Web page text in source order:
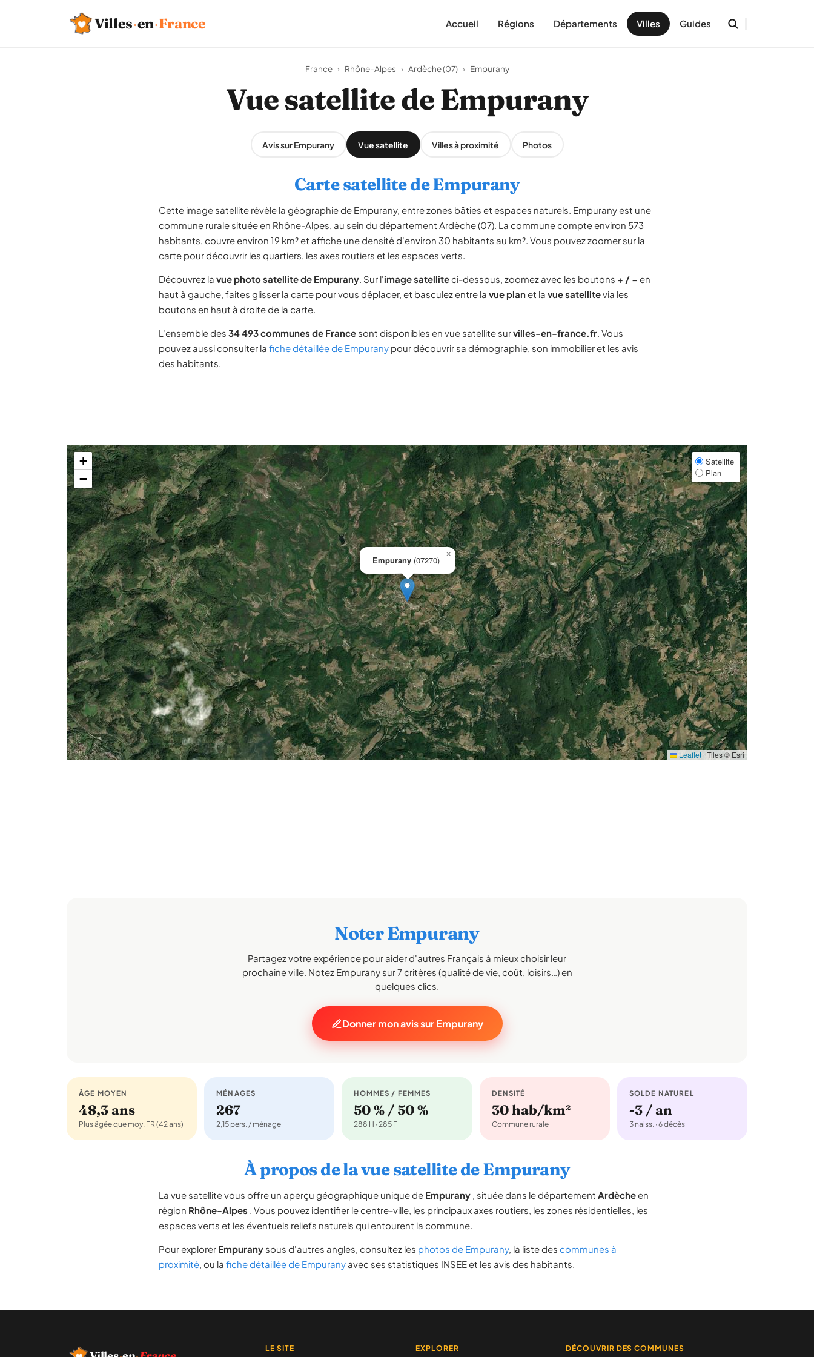
Villes·en·France Accueil Régions Départements Villes Guides
France › Rhône-Alpes › Ardèche (07) › Empurany
Vue satellite de Empurany
Avis sur Empurany Vue satellite Villes à proximité Photos
Carte satellite de Empurany
Cette image satellite révèle la géographie de Empurany, entre zones bâties et espaces naturels. Empurany est une
commune rurale située en Rhône-Alpes, au sein du département Ardèche (07). La commune compte environ 573
habitants, couvre environ 19 km² et affiche une densité d'environ 30 habitants au km². Vous pouvez zoomer sur la
carte pour découvrir les quartiers, les axes routiers et les espaces verts.
Découvrez la vue photo satellite de Empurany. Sur l'image satelliteci-dessous, zoomez avec les boutons + / − en
haut à gauche, faites glisser la carte pour vous déplacer, et basculez entre la vue planet la vue satellitevia les
boutons en haut à droite de la carte.
L'ensemble des 34 493 communes de France sont disponibles en vue satellite survilles-en-france.fr. Vous
pouvez aussi consulter la fiche détaillée de Empurany pour découvrir sa démographie, son immobilier et les avis
des habitants.
Empurany (07270)
×
+
−
Satellite
Plan
Leaflet | Tiles © Esri
Noter Empurany
Partagez votre expérience pour aider d'autres Français à mieux choisir leur
prochaine ville. Notez Empurany sur 7 critères (qualité de vie, coût, loisirs…) en
quelques clics.
Donner mon avis sur Empurany
ÂGE MOYEN
48,3 ans
Plus âgée que moy. FR (42 ans)
MÉNAGES
267
2,15 pers. / ménage
HOMMES / FEMMES
50 % / 50 %
288 H · 285 F
DENSITÉ
30 hab/km²
Commune rurale
SOLDE NATUREL
-3 / an
3 naiss. · 6 décès
À propos de la vue satellite de Empurany
La vue satellite vous offre un aperçu géographique unique de Empurany , située dans le département Ardècheen
région Rhône-Alpes . Vous pouvez identifier le centre-ville, les principaux axes routiers, les zones résidentielles, les
espaces verts et les éventuels reliefs naturels qui entourent la commune.
Pour explorer Empurany sous d'autres angles, consultez les photos de Empurany, la liste des communes à
proximité, ou la fiche détaillée de Empurany avec ses statistiques INSEE et les avis des habitants.
LE SITE EXPLORER DÉCOUVRIR DES COMMUNES